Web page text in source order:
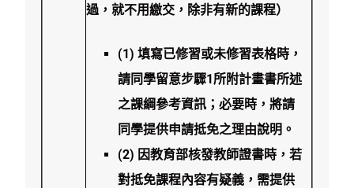
過，就不用繳交，除非有新的課程）
(1) 填寫已修習或未修習表格時，
請同學留意步驟1所附計畫書所述
之課綱參考資訊；必要時，將請
同學提供申請抵免之理由說明。
(2) 因教育部核發教師證書時，若
對抵免課程內容有疑義，需提供